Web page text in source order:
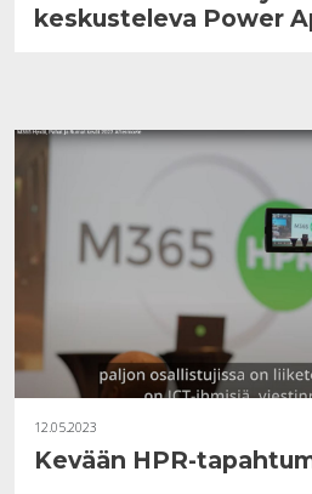
keskusteleva Power
12.05.2023
Kevään HPR-